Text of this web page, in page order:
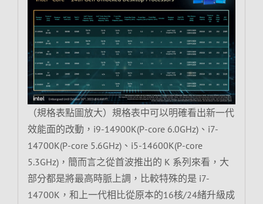
（規格表點圖放大）規格表中可以明確看出新一代
效能面的改動，i9-14900K(P-core 6.0GHz)、i7-
14700K(P-core 5.6GHz)、i5-14600K(P-core
5.3GHz)，簡而言之從首波推出的 K 系列來看，大
部分都是將最高時脈上調，比較特殊的是 i7-
14700K，和上一代相比從原本的16核/24緒升級成